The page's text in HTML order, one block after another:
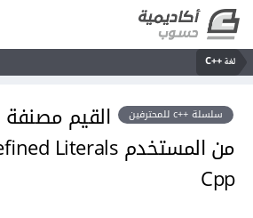
لغة C++‎
سلسلة ++c للمحترفين
القيم مصنفة
Cpp